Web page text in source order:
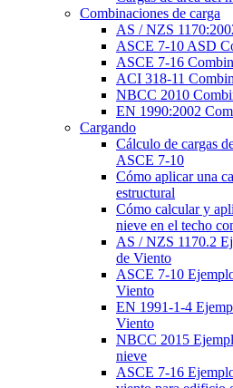
Combinaciones de carga
AS / NZS
ASCE 7-10 ASD
ASCE 7-16
ACI 318-11
NBCC 2010
EN 1990:2002
Cargando
Cálculo de cargas
ASCE 7-10
Cómo aplicar una
estructural
Cómo calcular y
nieve en el techo
AS / NZS 1170.2
de Viento
ASCE 7-10
Viento
EN 1991-1-4
Viento
NBCC 2015
nieve
ASCE 7-16